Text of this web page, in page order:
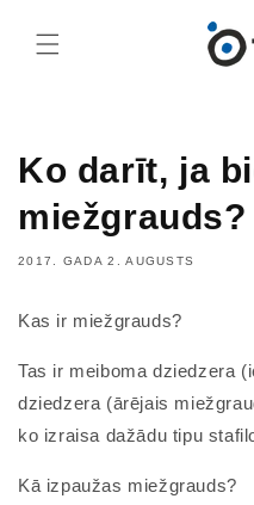
Ko darīt, ja
miežgrauds?
2017. GADA 2. AUGUSTS
Kas ir miežgrauds?
Tas ir meiboma dziedzera
dziedzera (ārējais
ko izraisa dažādu tipu
Kā izpaužas miežgrauds?